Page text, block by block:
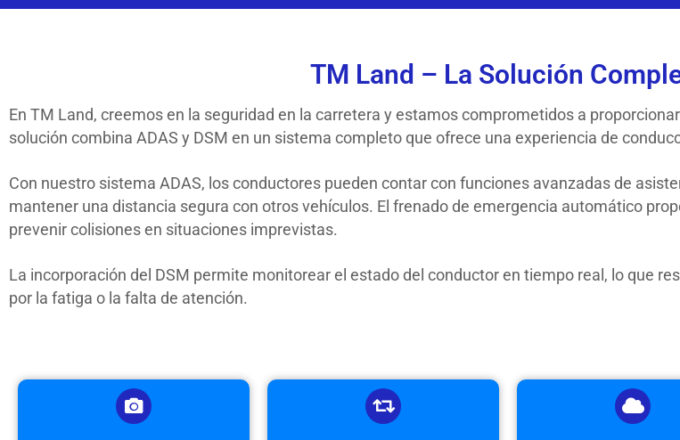
TM Land – La Solución
En TM Land, creemos en la seguridad en la carretera y estamos comprometidos a
solución combina ADAS y DSM en un sistema completo que ofrece una experiencia de
Con nuestro sistema ADAS, los conductores pueden contar con funciones avanzadas de
mantener una distancia segura con otros vehículos. El frenado de emergencia automático
prevenir colisiones en situaciones imprevistas.
La incorporación del DSM permite monitorear el estado del conductor en tiempo real, lo que
por la fatiga o la falta de atención.